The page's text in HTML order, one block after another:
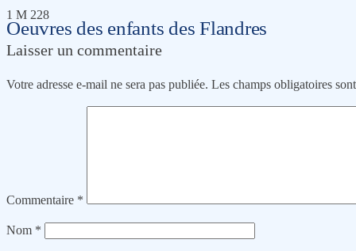
Oeuvres des enfants des Flandres
1 M 228
Laisser un commentaire
Votre adresse e-mail ne sera pas publiée. Les champs obligatoires
Commentaire *
Nom *